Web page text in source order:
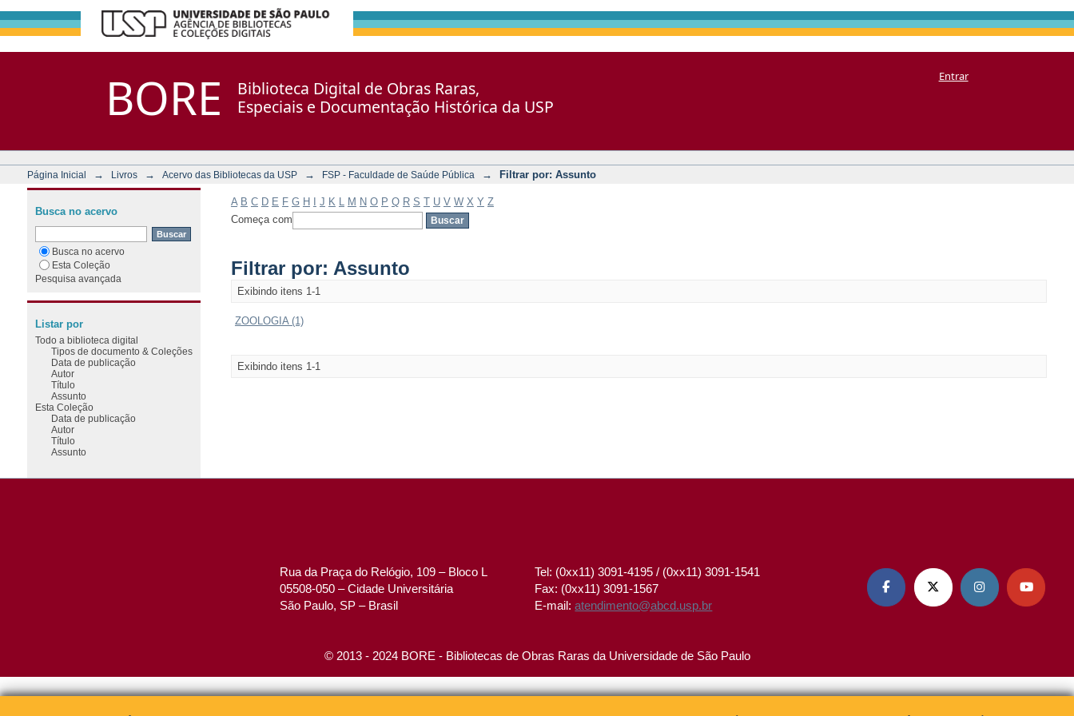
BORE
Biblioteca Digital de Obras Raras,
Especiais e Documentação Histórica da USP
Entrar
Página Inicial → Livros → Acervo das Bibliotecas da USP → FSP - Faculdade de Saúde Pública → Filtrar por: Assunto
A B C D E F G H J K M N O P Q R S T U V W X Y Z
Começa com
Filtrar por: Assunto
Exibindo itens 1-1
ZOOLOGIA (1)
Exibindo itens 1-1
Busca no acervo
Busca no acervo
Esta Coleção
Pesquisa avançada
Listar por
Todo a biblioteca digital
Tipos de documento & Coleções
Data de publicação
Autor
Título
Assunto
Esta Coleção
Data de publicação
Autor
Título
Assunto
Rua da Praça do Relógio, 109 – Bloco L
05508-050 – Cidade Universitária
São Paulo, SP – Brasil
Tel: (0xx11) 3091-4195 / (0xx11) 3091-1541
Fax: (0xx11) 3091-1567
E-mail:atendimento@abcd.usp.br
   
© 2013 - 2024 BORE - Bibliotecas de Obras Raras da Universidade de São Paulo